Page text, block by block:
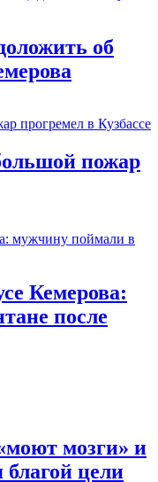
об
пожар
Кемерова:
после
мозги» и
цели